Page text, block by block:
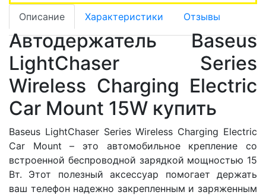
Описание Характеристики Отзывы
Автодержатель Baseus
LightChaser Series
Wireless Charging Electric
Car Mount 15W купить
Baseus LightChaser Series Wireless Charging Electric
Car Mount – это автомобильное крепление со
встроенной беспроводной зарядкой мощностью 15
Вт. Этот полезный аксессуар помогает держать
ваш телефон надежно закрепленным и заряженным